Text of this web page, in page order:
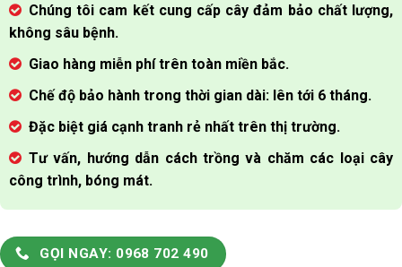
Chúng tôi cam kết cung cấp cây đảm bảo chất lượng,
không sâu bệnh.
Giao hàng miễn phí trên toàn miền bắc.
Chế độ bảo hành trong thời gian dài: lên tới 6 tháng.
Đặc biệt giá cạnh tranh rẻ nhất trên thị trường.
Tư vấn, hướng dẫn cách trồng và chăm các loại cây
công trình, bóng mát.
GỌI NGAY: 0968 702 490